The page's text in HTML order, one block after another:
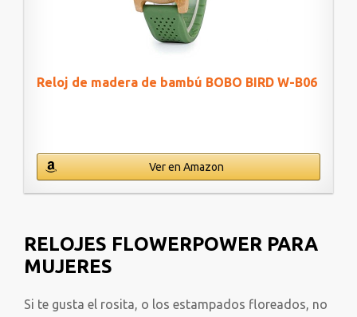
Reloj de madera de bambú BOBO BIRD W-B06
Ver en Amazon
RELOJES FLOWERPOWER PARA
MUJERES
Si te gusta el rosita, o los estampados floreados, no